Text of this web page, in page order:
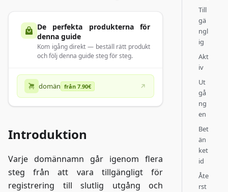
De perfekta produkterna för
denna guide
Kom igång direkt — beställ rätt produkt
och följ denna guide steg för steg.
domän från 7.90€
Introduktion
Varje domännamn går igenom flera
steg från att vara tillgängligt för
registrering till slutlig utgång och
Till
gä
ngl
ig
Akt
iv
Ut
gå
ng
en
Bet
än
ket
id
Åte
rst